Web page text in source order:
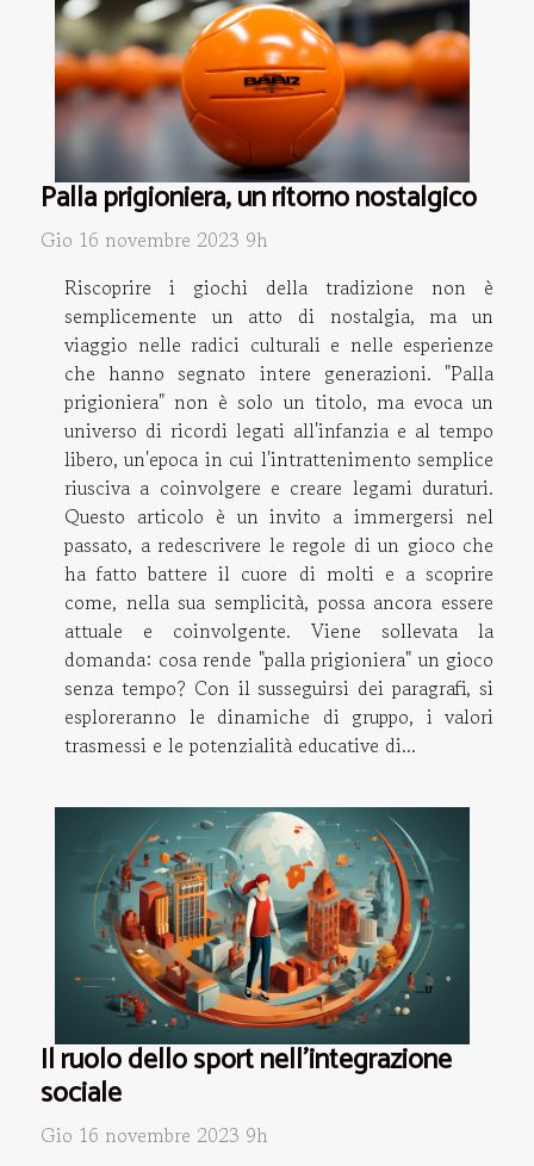
Palla prigioniera, un ritorno nostalgico
Gio 16 novembre 2023 9h
Riscoprire i giochi della tradizione non è
semplicemente un atto di nostalgia, ma un
viaggio nelle radici culturali e nelle esperienze
che hanno segnato intere generazioni. "Palla
prigioniera" non è solo un titolo, ma evoca un
universo di ricordi legati all'infanzia e al tempo
libero, un'epoca in cui l'intrattenimento semplice
riusciva a coinvolgere e creare legami duraturi.
Questo articolo è un invito a immergersi nel
passato, a redescrivere le regole di un gioco che
ha fatto battere il cuore di molti e a scoprire
come, nella sua semplicità, possa ancora essere
attuale e coinvolgente. Viene sollevata la
domanda: cosa rende "palla prigioniera" un gioco
senza tempo? Con il susseguirsi dei paragrafi, si
esploreranno le dinamiche di gruppo, i valori
trasmessi e le potenzialità educative di...
Il ruolo dello sport nell'integrazione
sociale
Gio 16 novembre 2023 9h